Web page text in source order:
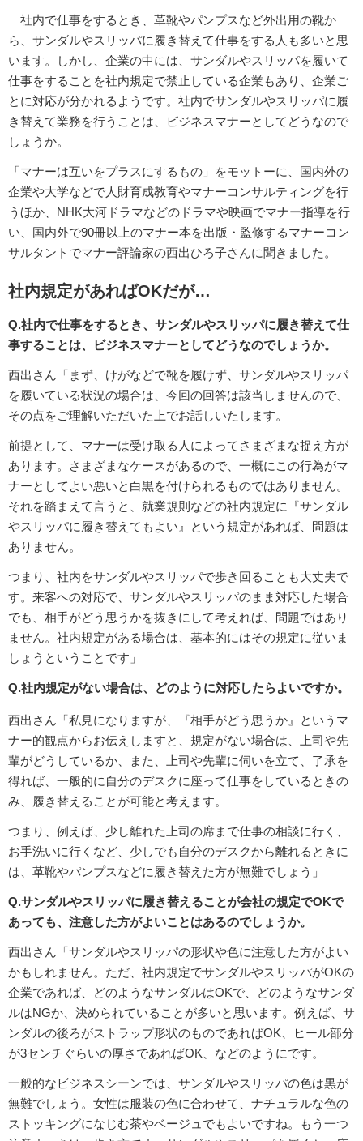
社内で仕事をするとき、革靴やパンプスなど外出用の靴か
ら、サンダルやスリッパに履き替えて仕事をする人も多いと思
います。しかし、企業の中には、サンダルやスリッパを履いて
仕事をすることを社内規定で禁止している企業もあり、企業ご
とに対応が分かれるようです。社内でサンダルやスリッパに履
き替えて業務を行うことは、ビジネスマナーとしてどうなので
しょうか。
「マナーは互いをプラスにするもの」をモットーに、国内外の
企業や大学などで人財育成教育やマナーコンサルティングを行
うほか、NHK大河ドラマなどのドラマや映画でマナー指導を行
い、国内外で90冊以上のマナー本を出版・監修するマナーコン
サルタントでマナー評論家の西出ひろ子さんに聞きました。
社内規定があればOKだが…
Q.社内で仕事をするとき、サンダルやスリッパに履き替えて仕
事することは、ビジネスマナーとしてどうなのでしょうか。
西出さん「まず、けがなどで靴を履けず、サンダルやスリッパ
を履いている状況の場合は、今回の回答は該当しませんので、
その点をご理解いただいた上でお話しいたします。
前提として、マナーは受け取る人によってさまざまな捉え方が
あります。さまざまなケースがあるので、一概にこの行為がマ
ナーとしてよい悪いと白黒を付けられるものではありません。
それを踏まえて言うと、就業規則などの社内規定に『サンダル
やスリッパに履き替えてもよい』という規定があれば、問題は
ありません。
つまり、社内をサンダルやスリッパで歩き回ることも大丈夫で
す。来客への対応で、サンダルやスリッパのまま対応した場合
でも、相手がどう思うかを抜きにして考えれば、問題ではあり
ません。社内規定がある場合は、基本的にはその規定に従いま
しょうということです」
Q.社内規定がない場合は、どのように対応したらよいですか。
西出さん「私見になりますが、『相手がどう思うか』というマ
ナー的観点からお伝えしますと、規定がない場合は、上司や先
輩がどうしているか、また、上司や先輩に伺いを立て、了承を
得れば、一般的に自分のデスクに座って仕事をしているときの
み、履き替えることが可能と考えます。
つまり、例えば、少し離れた上司の席まで仕事の相談に行く、
お手洗いに行くなど、少しでも自分のデスクから離れるときに
は、革靴やパンプスなどに履き替えた方が無難でしょう」
Q.サンダルやスリッパに履き替えることが会社の規定でOKで
あっても、注意した方がよいことはあるのでしょうか。
西出さん「サンダルやスリッパの形状や色に注意した方がよい
かもしれません。ただ、社内規定でサンダルやスリッパがOKの
企業であれば、どのようなサンダルはOKで、どのようなサンダ
ルはNGか、決められていることが多いと思います。例えば、サ
ンダルの後ろがストラップ形状のものであればOK、ヒール部分
が3センチぐらいの厚さであればOK、などのようにです。
一般的なビジネスシーンでは、サンダルやスリッパの色は黒が
無難でしょう。女性は服装の色に合わせて、ナチュラルな色の
ストッキングになじむ茶やベージュでもよいですね。もう一つ